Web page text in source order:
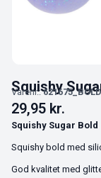
Squishy
Varenr.:621675_BOLD
29,95 kr.
Squishy Sugar Bold
Squishy bold med
God kvalitet med